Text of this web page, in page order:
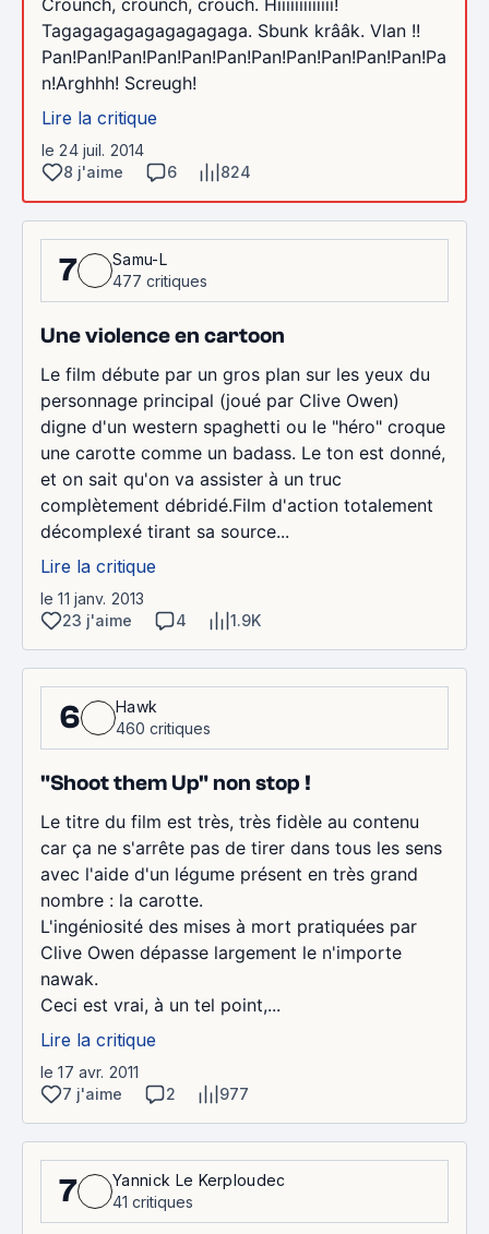
Tagagagagagagagagaga. Sbunk krââk. Vlan !!
Pan!Pan!Pan!Pan!Pan!Pan!Pan!Pan!Pan!Pan!Pan!Pa
n!Arghhh! Screugh!
Lire la critique
le 24 juil. 2014
8 j'aime
6 824
7
Samu-L
477 critiques
Une violence en cartoon
Le film débute par un gros plan sur les yeux du
personnage principal (joué par Clive Owen)
digne d'un western spaghetti ou le "héro" croque
une carotte comme un badass. Le ton est donné,
et on sait qu'on va assister à un truc
complètement débridé.Film d'action totalement
décomplexé tirant sa source...
Lire la critique
le 11 janv. 2013
23 j'aime
4 1.9K
6
Hawk
460 critiques
"Shoot them Up" non stop !
Le titre du film est très, très fidèle au contenu
car ça ne s'arrête pas de tirer dans tous les sens
avec l'aide d'un légume présent en très grand
nombre : la carotte.
L'ingéniosité des mises à mort pratiquées par
Clive Owen dépasse largement le n'importe
nawak.
Ceci est vrai, à un tel point,...
Lire la critique
le 17 avr. 2011
7 j'aime
2 977
7
Yannick Le Kerploudec
41 critiques